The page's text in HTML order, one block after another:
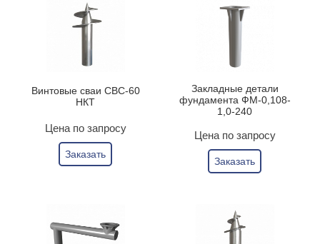
Винтовые сваи СВС-60
НКТ
Цена по запросу
Заказать
Закладные детали
фундамента ФМ-0,108-
1,0-240
Цена по запросу
Заказать